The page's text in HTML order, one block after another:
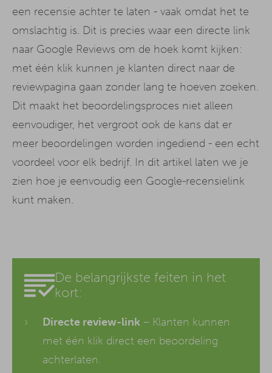
een recensie achter te laten - vaak omdat het te
omslachtig is. Dit is precies waar een directe link
naar Google Reviews om de hoek komt kijken:
met één klik kunnen je klanten direct naar de
reviewpagina gaan zonder lang te hoeven zoeken.
Dit maakt het beoordelingsproces niet alleen
eenvoudiger, het vergroot ook de kans dat er
meer beoordelingen worden ingediend - een echt
voordeel voor elk bedrijf. In dit artikel laten we je
zien hoe je eenvoudig een Google-recensielink
kunt maken.
De belangrijkste feiten in het
kort:
Directe review-link – Klanten kunnen
met één klik direct een beoordeling
achterlaten.